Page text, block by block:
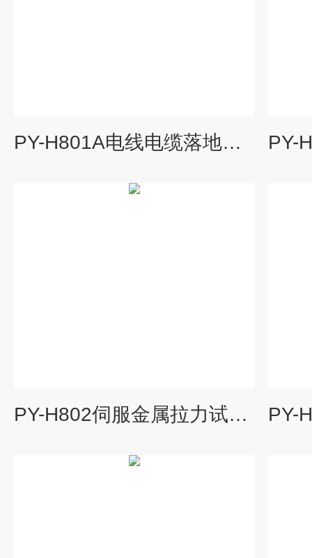
PY-H801A电线电缆落地式拉力试验机
PY-H802伺服金属拉力试验机